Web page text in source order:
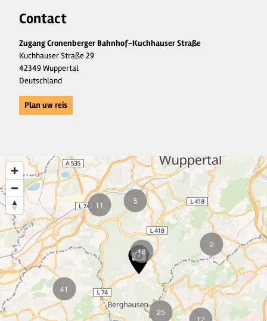
Contact
Zugang Cronenberger Bahnhof-Kuchhauser Straße
Kuchhauser Straße 29
42349 Wuppertal
Deutschland
Plan uw reis
18
25
5
41
11
2